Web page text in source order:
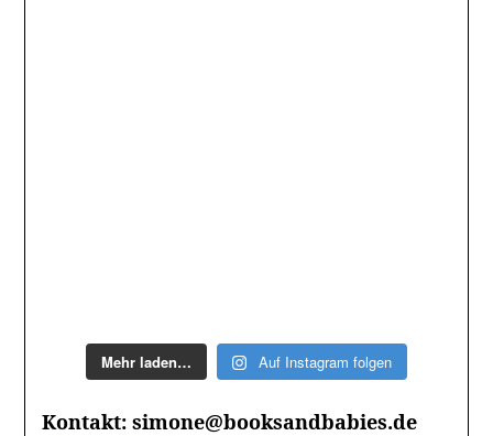
Mehr laden… Auf Instagram folgen
Kontakt: simone@booksandbabies.de